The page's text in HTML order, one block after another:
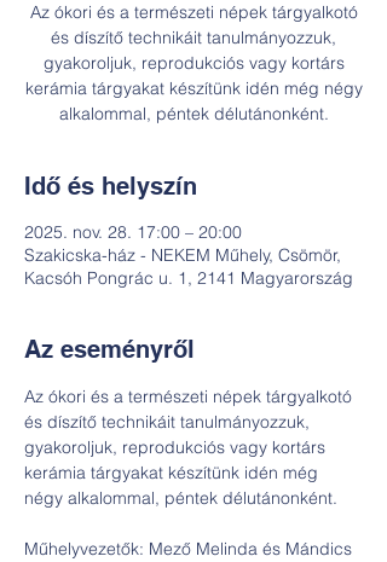
Az ókori és a természeti népek tárgyalkotó
és díszítő technikáit tanulmányozzuk,
gyakoroljuk, reprodukciós vagy kortárs
kerámia tárgyakat készítünk idén még négy
alkalommal, péntek délutánonként.
Idő és helyszín
2025. nov. 28. 17:00 – 20:00
Szakicska-ház - NEKEM Műhely, Csömör,
Kacsóh Pongrác u. 1, 2141 Magyarország
Az eseményről
Az ókori és a természeti népek tárgyalkotó
és díszítő technikáit tanulmányozzuk,
gyakoroljuk, reprodukciós vagy kortárs
kerámia tárgyakat készítünk idén még
négy alkalommal, péntek délutánonként.
Műhelyvezetők: Mező Melinda és Mándics